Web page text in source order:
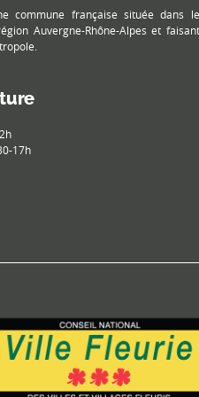
commune française située dans le
Auvergne-Rhône-Alpes et faisant
17h